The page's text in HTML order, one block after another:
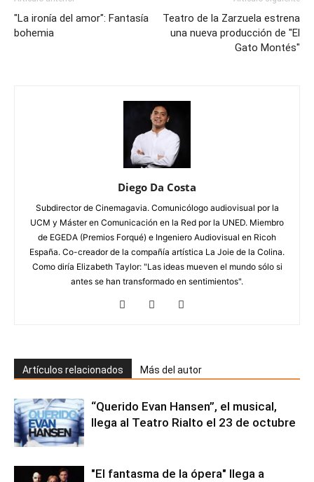
"La ironía del amor": Fantasía
bohemia
Teatro de la Zarzuela estrena
una nueva producción de "El
Gato Montés"
Diego Da Costa
Subdirector de Cinemagavia. Comunicólogo audiovisual por la
UCM y Máster en Comunicación en la Red por la UNED. Miembro
de EGEDA (Premios Forqué) e Ingeniero Audiovisual en Ricoh
España. Co-creador de la compañía artística La Joie de la Colina.
Como diría Elizabeth Taylor: "Las ideas mueven el mundo sólo si
antes se han transformado en sentimientos".
Artículos relacionados Más del autor
“Querido Evan Hansen”, el musical,
llega al Teatro Rialto el 23 de octubre
"El fantasma de la ópera" llega a